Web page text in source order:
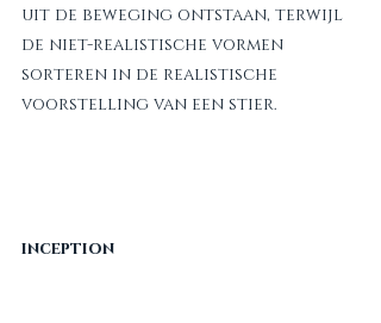
uit de beweging ontstaan, terwijl
de niet-realistische vormen
sorteren in de realistische
voorstelling van een stier.
inception